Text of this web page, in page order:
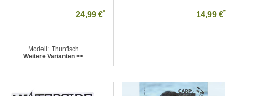
24,99 €*
Modell: Thunfisch
Weitere Varianten >>
14,99 €*